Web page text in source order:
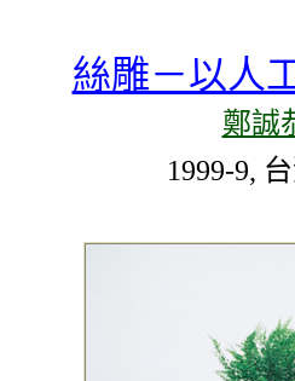
絲雕－以人
鄭誠
1999-9,